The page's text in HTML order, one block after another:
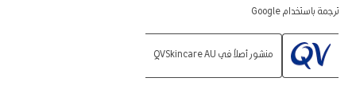
ترجمة باستخدام Google
منشور أصلاً في QVSkincare AU